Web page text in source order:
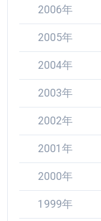
2006年
2005年
2004年
2003年
2002年
2001年
2000年
1999年